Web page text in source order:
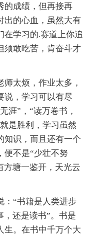
的成绩，但再接再
出的心血，虽然大有
在学习的.赛道上你追
须敢吃苦，肯奋斗才
太烦，作业太多，
说，学习可以有尽
涯”，“读万卷书，
是胜利，学习虽然
知识，而且还有一个
便不是“少壮不努
方塘一鉴开，天光云
“书籍是人类进步
，还是读书”。书是
生。在书中千万个大